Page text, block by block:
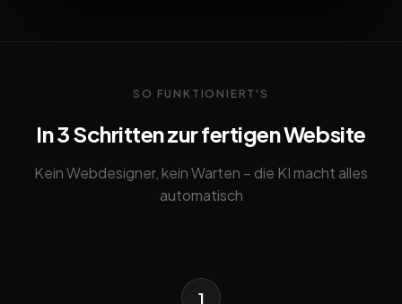
SO FUNKTIONIERT'S
In 3 Schritten zur fertigen Website
Kein Webdesigner, kein Warten – die KI macht alles
automatisch
1